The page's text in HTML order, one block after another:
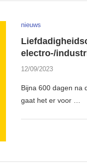
nieuws
electro-/
12/09/2023
Bijna 600 dagen na
gaat het er voor …